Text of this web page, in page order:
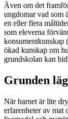
Även om det
ungdomar vad som
en eller flera
som eleverna
konsumentkunskap
ökad kunskap om
grundskolan kan
Grunden
När barnet är lite
erfarenheter av mat